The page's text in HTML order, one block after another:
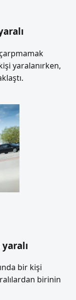
yaralanırken,
bir kişi
birinin